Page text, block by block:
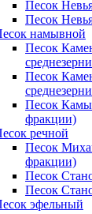
Песок
Песок
намывной
Песок
Песок
Песок
фракции)
речной
Песок
фракции)
Песок
Песок
эфельный